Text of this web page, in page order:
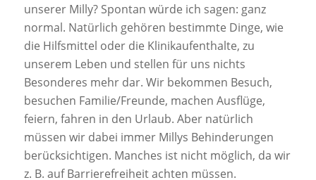
unserer Milly? Spontan würde ich sagen: ganz
normal. Natürlich gehören bestimmte Dinge, wie
die Hilfsmittel oder die Klinikaufenthalte, zu
unserem Leben und stellen für uns nichts
Besonderes mehr dar. Wir bekommen Besuch,
besuchen Familie/Freunde, machen Ausflüge,
feiern, fahren in den Urlaub. Aber natürlich
müssen wir dabei immer Millys Behinderungen
berücksichtigen. Manches ist nicht möglich, da wir
z. B. auf Barrierefreiheit achten müssen.